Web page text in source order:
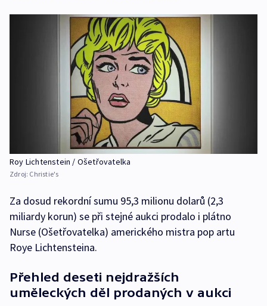
Roy Lichtenstein / Ošetřovatelka
Zdroj: Christie's
Za dosud rekordní sumu 95,3 milionu dolarů (2,3
miliardy korun) se při stejné aukci prodalo i plátno
Nurse (Ošetřovatelka) amerického mistra pop artu
Roye Lichtensteina.
Přehled deseti nejdražších
uměleckých děl prodaných v aukci